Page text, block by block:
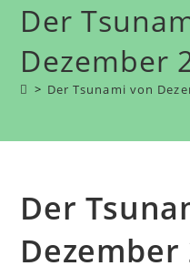
Der
Dezember
> Der Tsunami von
Der
Dezember